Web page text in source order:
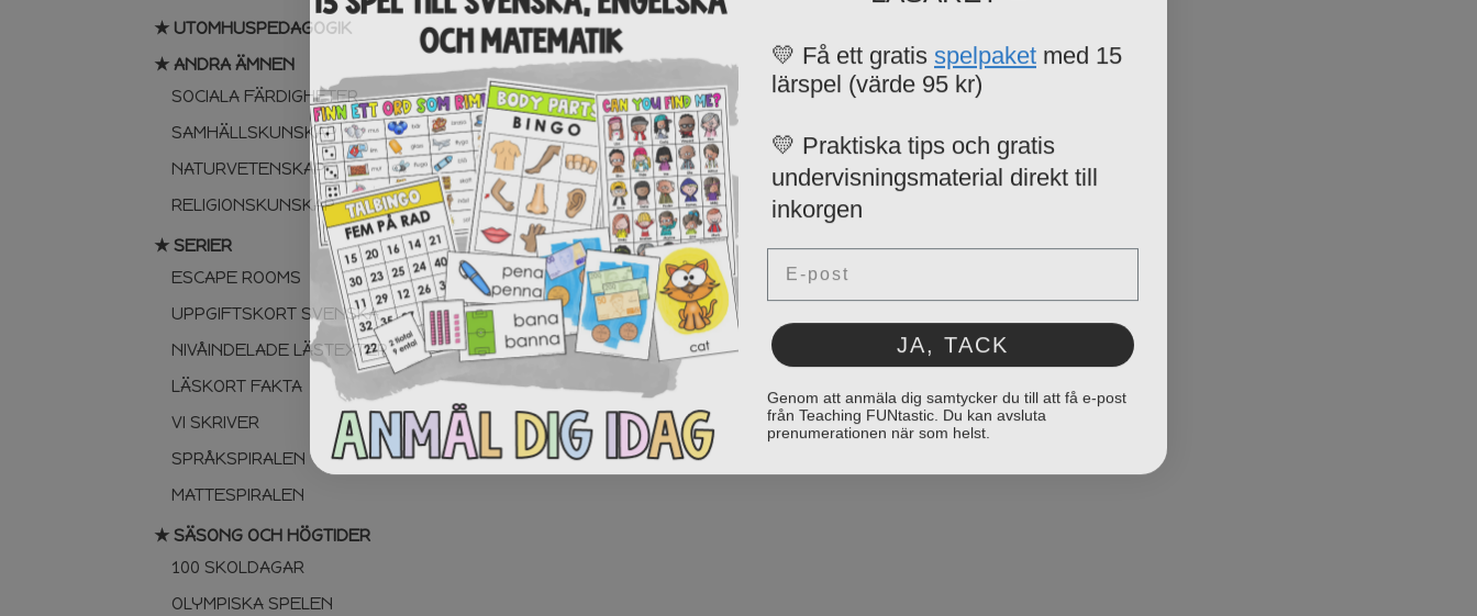
★ UTOMHUSPEDAGOGIK
★ ANDRA ÄMNEN
SOCIALA FÄRDIGHETER
SAMHÄLLSKUNSKAP
NATURVETENSKAP
RELIGIONSKUNSKAP
★ SERIER
ESCAPE ROOMS
UPPGIFTSKORT SVENSKA
NIVÅINDELADE LÄSTEXTER
LÄSKORT FAKTA
VI SKRIVER
SPRÅKSPIRALEN
MATTESPIRALEN
★ SÄSONG OCH HÖGTIDER
100 SKOLDAGAR
OLYMPISKA SPELEN
💛 Få ett gratis spelpaket med 15
lärspel (värde 95 kr)
💛 Praktiska tips och gratis
undervisningsmaterial direkt till
inkorgen
Email
JA, TACK
Genom att anmäla dig samtycker du till att få e-post
från Teaching FUNtastic. Du kan avsluta
prenumerationen när som helst.